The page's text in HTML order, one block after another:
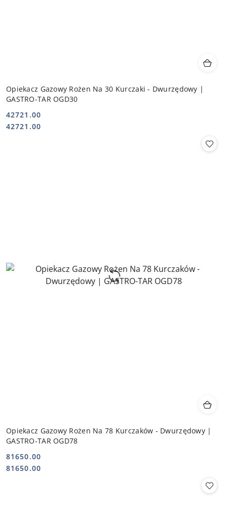
Opiekacz Gazowy Rożen Na 30 Kurczaki - Dwurzędowy |
GASTRO-TAR OGD30
Cena:
42721.00
Cena:
42721.00
Opiekacz Gazowy Rożen Na 78 Kurczaków - Dwurzędowy |
GASTRO-TAR OGD78
Cena:
81650.00
Cena:
81650.00